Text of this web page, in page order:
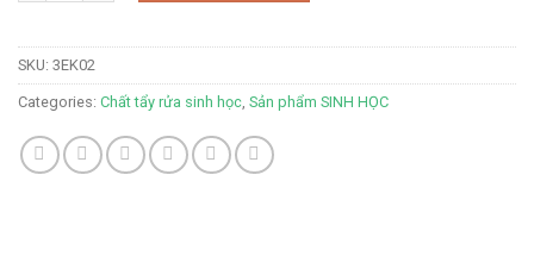
SKU: 3EK02
Categories: Chất tẩy rửa sinh học Sản phẩm SINH HỌC